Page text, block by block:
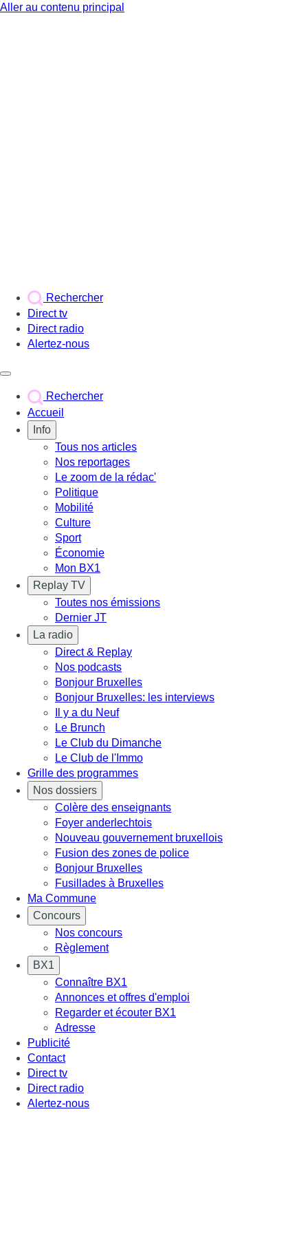
Aller au contenu principal
Rechercher
Direct tv
Direct radio
Alertez-nous
Rechercher
Accueil
Info
Tous nos articles
Nos reportages
Le zoom de la rédac'
Politique
Mobilité
Culture
Sport
Économie
Mon BX1
Replay TV
Toutes nos émissions
Dernier JT
La radio
Direct & Replay
Nos podcasts
Bonjour Bruxelles
Bonjour Bruxelles: les interviews
Il y a du Neuf
Le Brunch
Le Club du Dimanche
Le Club de l'Immo
Grille des programmes
Nos dossiers
Colère des enseignants
Foyer anderlechtois
Nouveau gouvernement bruxellois
Fusion des zones de police
Bonjour Bruxelles
Fusillades à Bruxelles
Ma Commune
Concours
Nos concours
Règlement
BX1
Connaître BX1
Annonces et offres d'emploi
Regarder et écouter BX1
Adresse
Publicité
Contact
Direct tv
Direct radio
Alertez-nous